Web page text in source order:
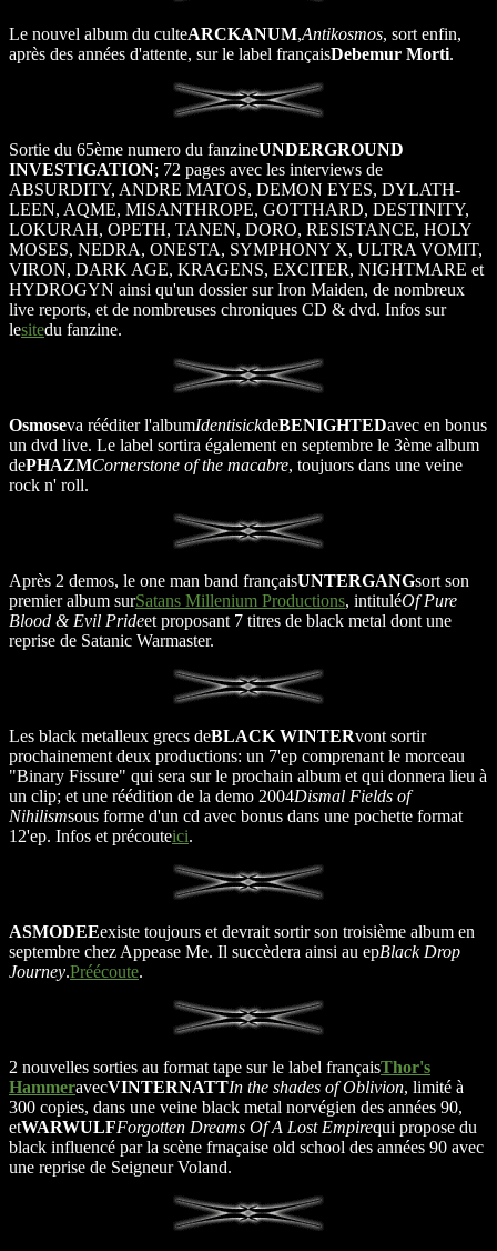
Le nouvel album du culteARCKANUM,Antikosmos, sort enfin,
après des années d'attente, sur le label françaisDebemur Morti.
Sortie du 65ème numero du fanzineUNDERGROUND
INVESTIGATION; 72 pages avec les interviews de
ABSURDITY, ANDRE MATOS, DEMON EYES, DYLATH-
LEEN, AQME, MISANTHROPE, GOTTHARD, DESTINITY,
LOKURAH, OPETH, TANEN, DORO, RESISTANCE, HOLY
MOSES, NEDRA, ONESTA, SYMPHONY X, ULTRA VOMIT,
VIRON, DARK AGE, KRAGENS, EXCITER, NIGHTMARE et
HYDROGYN ainsi qu'un dossier sur Iron Maiden, de nombreux
live reports, et de nombreuses chroniques CD & dvd. Infos sur
lesitedu fanzine.
Osmoseva rééditer l'albumIdentisickdeBENIGHTEDavec en bonus
un dvd live. Le label sortira également en septembre le 3ème album
dePHAZMCornerstone of the macabre, toujuors dans une veine
rock n' roll.
Après 2 demos, le one man band françaisUNTERGANGsort son
premier album surSatans Millenium Productions, intituléOf Pure
Blood & Evil Prideet proposant 7 titres de black metal dont une
reprise de Satanic Warmaster.
Les black metalleux grecs deBLACK WINTERvont sortir
prochainement deux productions: un 7'ep comprenant le morceau
"Binary Fissure" qui sera sur le prochain album et qui donnera lieu à
un clip; et une réédition de la demo 2004Dismal Fields of
Nihilismsous forme d'un cd avec bonus dans une pochette format
12'ep. Infos et précouteici.
ASMODEEexiste toujours et devrait sortir son troisième album en
septembre chez Appease Me. Il succèdera ainsi au epBlack Drop
Journey.Préécoute.
2 nouvelles sorties au format tape sur le label françaisThor's
HammeravecVINTERNATTIn the shades of Oblivion, limité à
300 copies, dans une veine black metal norvégien des années 90,
etWARWULFForgotten Dreams Of A Lost Empirequi propose du
black influencé par la scène frnaçaise old school des années 90 avec
une reprise de Seigneur Voland.